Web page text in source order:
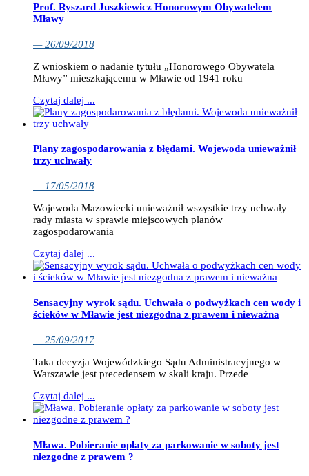
Prof. Ryszard Juszkiewicz Honorowym Obywatelem
Mławy
— 26/09/2018
Z wnioskiem o nadanie tytułu „Honorowego Obywatela
Mławy” mieszkającemu w Mławie od 1941 roku
Czytaj dalej ...
Plany zagospodarowania z błędami. Wojewoda unieważnił
trzy uchwały
— 17/05/2018
Wojewoda Mazowiecki unieważnił wszystkie trzy uchwały
rady miasta w sprawie miejscowych planów
zagospodarowania
Czytaj dalej ...
Sensacyjny wyrok sądu. Uchwała o podwyżkach cen wody i
ścieków w Mławie jest niezgodna z prawem i nieważna
— 25/09/2017
Taka decyzja Wojewódzkiego Sądu Administracyjnego w
Warszawie jest precedensem w skali kraju. Przede
Czytaj dalej ...
Mława. Pobieranie opłaty za parkowanie w soboty jest
niezgodne z prawem ?